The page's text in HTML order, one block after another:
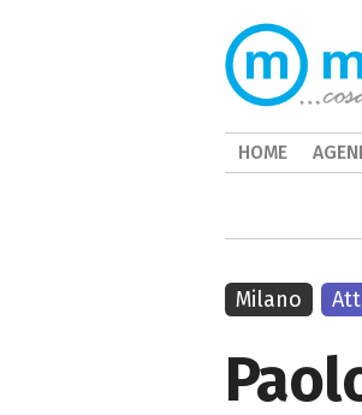
Milano
HOME